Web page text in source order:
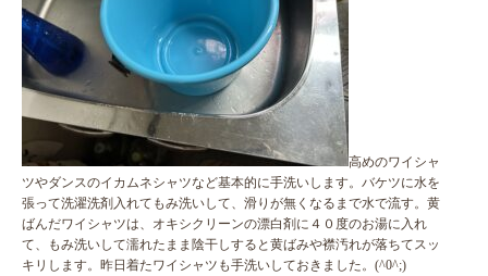
高めのワイシャ
ツやダンスのイカムネシャツなど基本的に手洗いします。バケツに水を
張って洗濯洗剤入れてもみ洗いして、滑りが無くなるまで水で流す。黄
ばんだワイシャツは、オキシクリーンの漂白剤に４０度のお湯に入れ
て、もみ洗いして濡れたまま陰干しすると黄ばみや襟汚れが落ちてスッ
キリします。昨日着たワイシャツも手洗いしておきました。(^0^;)